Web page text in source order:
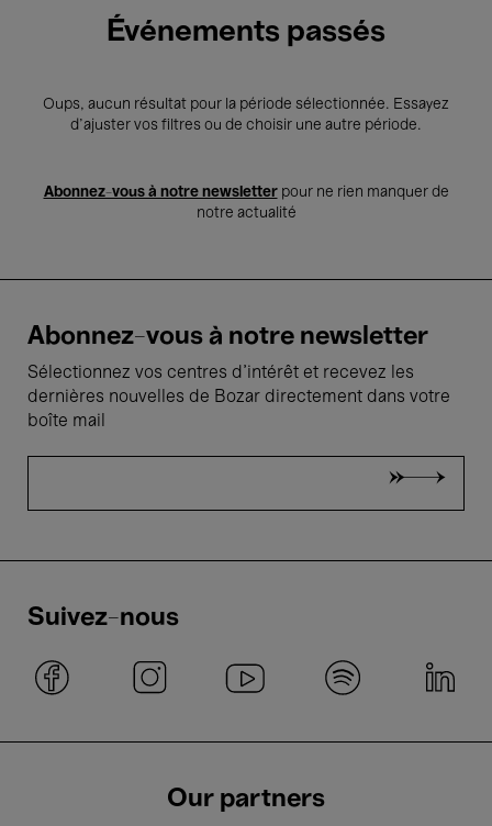
Événements passés
Oups, aucun résultat pour la période sélectionnée. Essayez
d’ajuster vos filtres ou de choisir une autre période.
Abonnez-vous à notre newsletterpour ne rien manquer de
notre actualité
Abonnez-vous à notre newsletter
Sélectionnez vos centres d'intérêt et recevez les
dernières nouvelles de Bozar directement dans votre
boîte mail
Suivez-nous
Our partners